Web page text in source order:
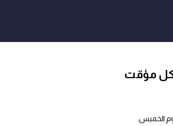
مؤقت
الخميس.